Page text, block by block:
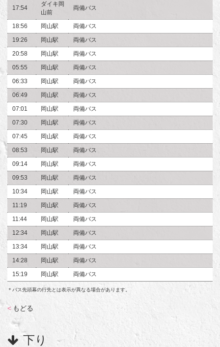
17:54
ダイキ岡
山前
両備バス
18:56 岡山駅
両備バス
19:26
岡山駅
両備バス
20:58
岡山駅
両備バス
05:55
岡山駅
両備バス
06:33
岡山駅
両備バス
06:49
岡山駅
両備バス
07:01
岡山駅
両備バス
07:30
岡山駅
両備バス
07:45
岡山駅
両備バス
08:53
岡山駅
両備バス
09:14
岡山駅
両備バス
09:53
岡山駅
両備バス
10:34
岡山駅
両備バス
11:19
岡山駅
両備バス
11:44
岡山駅
両備バス
12:34
岡山駅
両備バス
13:34
岡山駅
両備バス
14:28
岡山駅
両備バス
15:19
岡山駅 両備バス
＊バス先頭幕の行先とは表示が異なる場合があります。
< もどる
下り